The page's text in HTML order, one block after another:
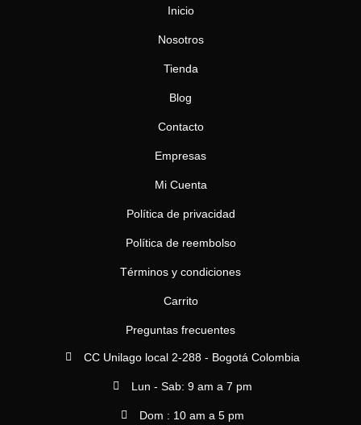
e
o
r
m
Inicio
Nosotros
Tienda
Blog
Contacto
Empresas
Mi Cuenta
Política de privacidad
Política de reembolso
Términos y condiciones
Carrito
Preguntas frecuentes
CC Unilago local 2-288 - Bogotá Colombia
Lun - Sab: 9 am a 7 pm
Dom : 10 am a 5 pm